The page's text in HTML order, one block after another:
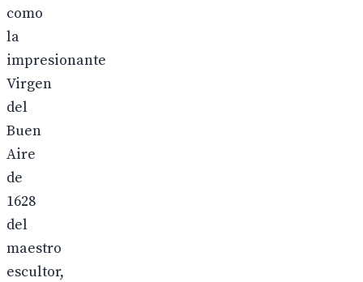
como
la
impresionante
Virgen
del
Buen
Aire
de
1628
del
maestro
escultor,